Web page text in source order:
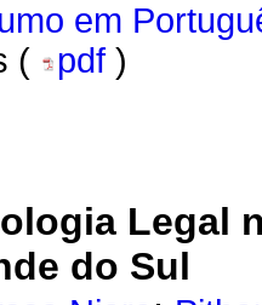
em
(
pdf )
Legal
do Sul